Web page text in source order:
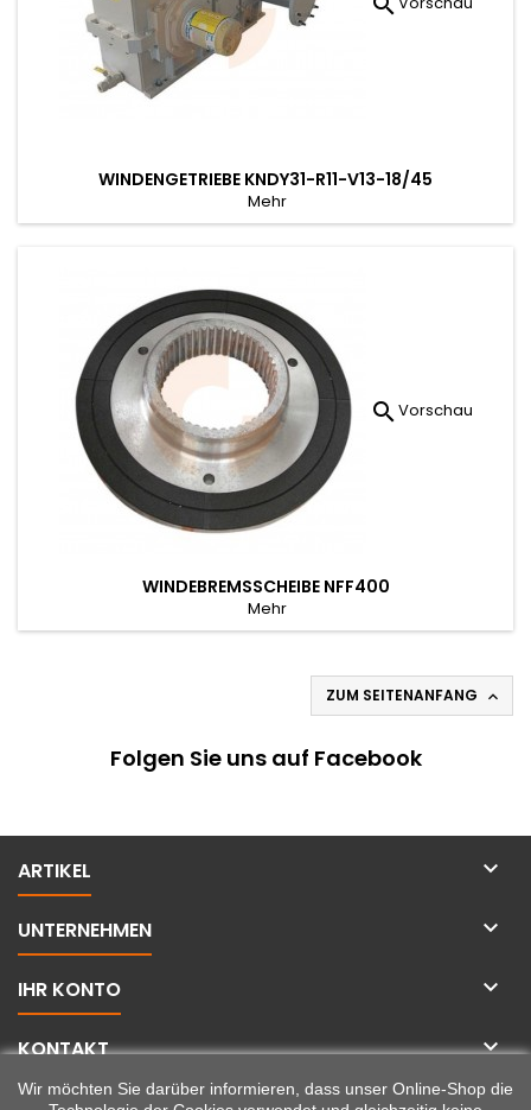
WINDENGETRIEBE KNDY31-R11-V13-18/45
Mehr
 Vorschau
WINDEBREMSSCHEIBE NFF400
Mehr
ZUM SEITENANFANG 
Folgen Sie uns auf Facebook
ARTIKEL 
UNTERNEHMEN 
IHR KONTO 
KONTAKT 
Wir möchten Sie darüber informieren, dass unser Online-Shop die